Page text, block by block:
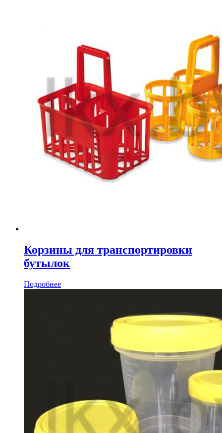
Корзины для транспортировки
бутылок
Подробнее